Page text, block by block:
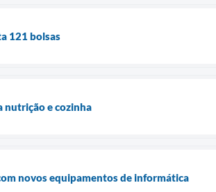
121 bolsas
nutrição e cozinha
novos equipamentos de informática